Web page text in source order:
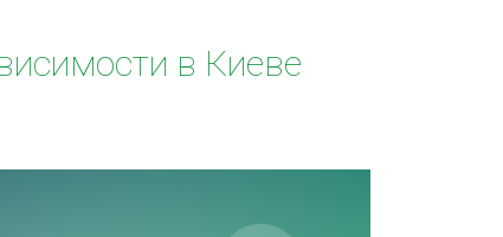
в Киеве